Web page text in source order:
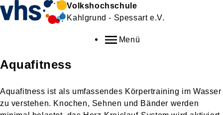
Volkshochschule
Kahlgrund - Spessart e.V.
Menü
Aquafitness
Aquafitness ist als umfassendes Körpertraining im Wasser
zu verstehen. Knochen, Sehnen und Bänder werden